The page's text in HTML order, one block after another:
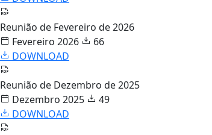
Reunião de Fevereiro de 2026
Fevereiro 2026
66
DOWNLOAD
Reunião de Dezembro de 2025
Dezembro 2025
49
DOWNLOAD